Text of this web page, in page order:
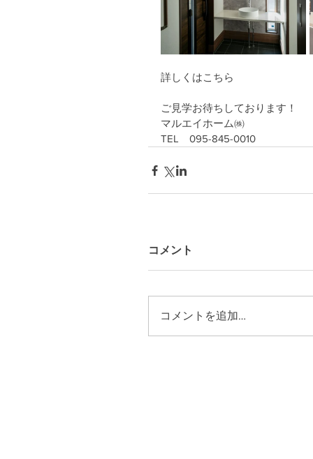
詳しくはこちら
ご見学お待ちしております！
マルエイホーム㈱
TEL　095-845-0010
コメント
コメントを追加…